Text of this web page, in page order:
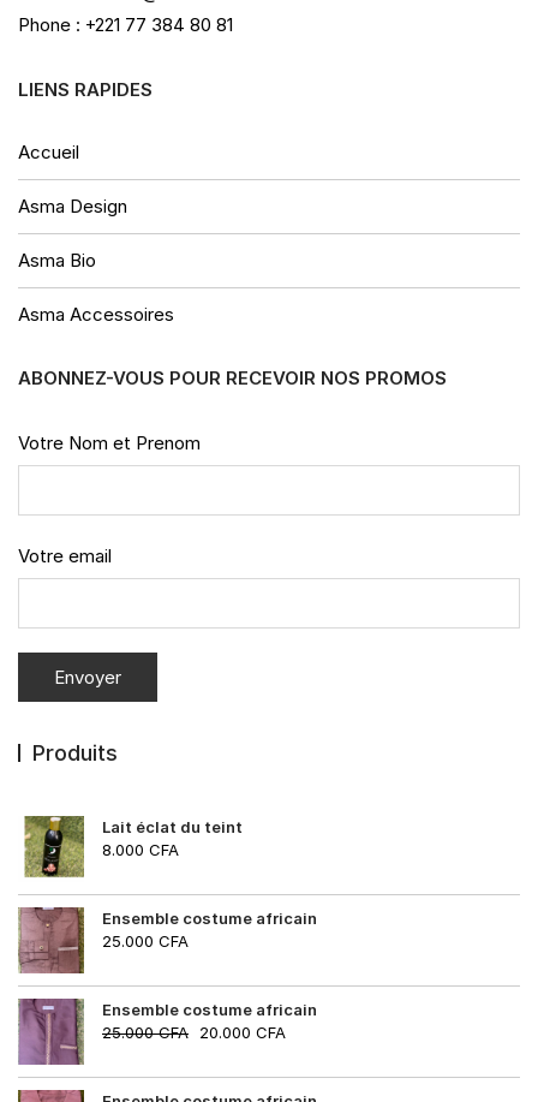
Phone : +221 77 384 80 81
LIENS RAPIDES
Accueil
Asma Design
Asma Bio
Asma Accessoires
ABONNEZ-VOUS POUR RECEVOIR NOS PROMOS
Votre Nom et Prenom
Votre email
Produits
Lait éclat du teint
8.000 CFA
Ensemble costume africain
25.000 CFA
Ensemble costume africain
25.000CFA 20.000 CFA